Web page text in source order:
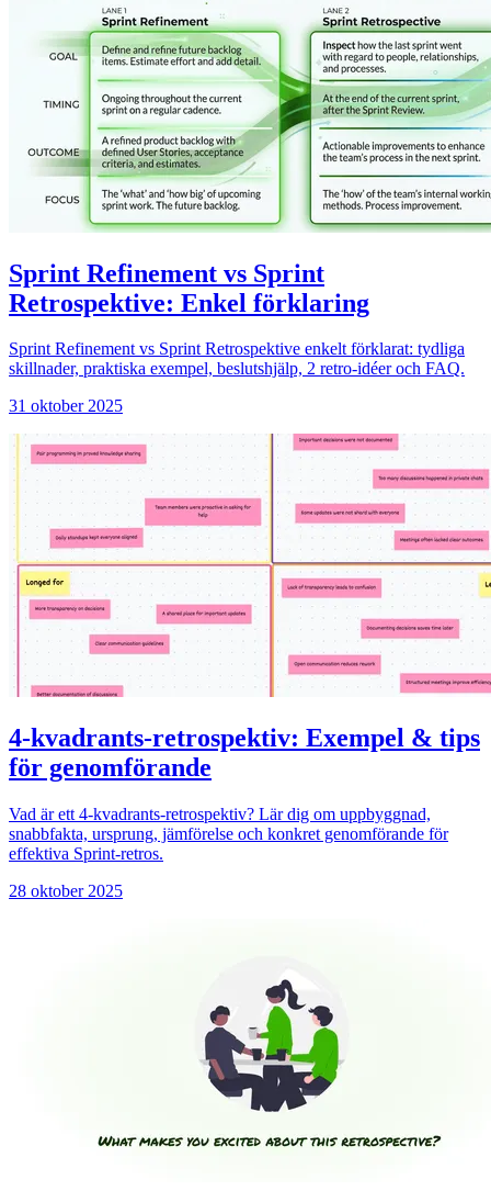
Sprint Refinement vs Sprint
Retrospektive: Enkel förklaring
Sprint Refinement vs Sprint Retrospektive enkelt förklarat: tydliga
skillnader, praktiska exempel, beslutshjälp, 2 retro-idéer och FAQ.
31 oktober 2025
4-kvadrants-retrospektiv: Exempel & tips
för genomförande
Vad är ett 4-kvadrants-retrospektiv? Lär dig om uppbyggnad,
snabbfakta, ursprung, jämförelse och konkret genomförande för
effektiva Sprint-retros.
28 oktober 2025